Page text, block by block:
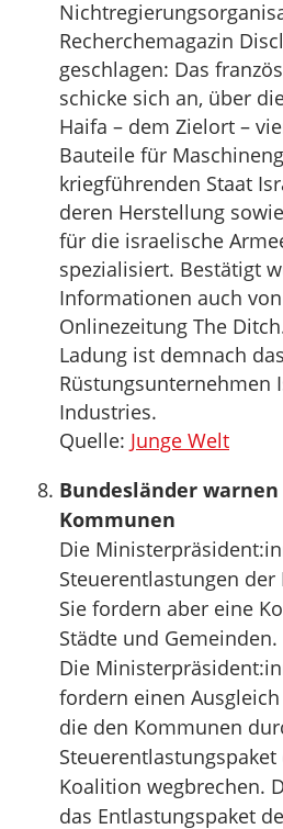
Recherchemagazin
geschlagen: Das
schicke sich an, über
Haifa – dem Zielort –
Bauteile für
kriegführenden Staat
deren Herstellung
für die israelische
spezialisiert. Bestätigt
Informationen auch
Onlinezeitung The
Ladung ist demnach das
Rüstungsunternehmen
Industries.
Quelle: Junge Welt
Bundesländer
Kommunen
Die
Steuerentlastungen
Sie fordern aber eine
Städte und Gemeinden.
Die
fordern einen
die den Kommunen
Koalition wegbrechen.
das Entlastungspaket